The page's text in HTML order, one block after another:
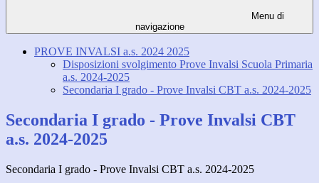
Menu di
navigazione
PROVE INVALSI a.s. 2024 2025
Disposizioni svolgimento Prove Invalsi Scuola Primaria
a.s. 2024-2025
Secondaria I grado - Prove Invalsi CBT a.s. 2024-2025
Secondaria I grado - Prove Invalsi CBT
a.s. 2024-2025
Secondaria I grado - Prove Invalsi CBT a.s. 2024-2025